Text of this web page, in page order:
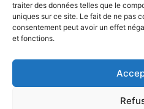
traiter des données telles que le
uniques sur ce site. Le fait de ne pas
consentement peut avoir un effet
et fonctions.
© Gouvernement
Plan
Accès à
Déclaration